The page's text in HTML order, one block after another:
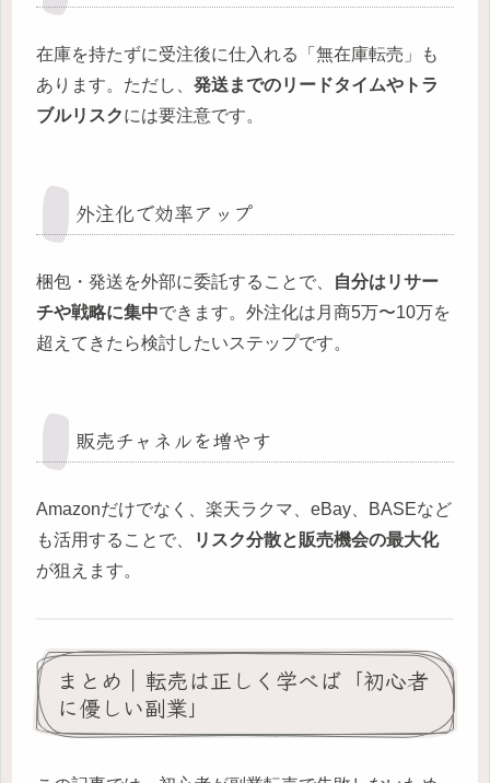
在庫を持たずに受注後に仕入れる「無在庫転売」も
あります。ただし、 発送までのリードタイムやトラ
ブルリスクには要注意です。
外注化で効率アップ
梱包・発送を外部に委託することで、
自分はリサー
チや戦略に集中できます。外注化は月商5万〜10万を
超えてきたら検討したいステップです。
販売チャネルを増やす
Amazonだけでなく、楽天ラクマ、eBay、BASEなど
も活用することで、
リスク分散と販売機会の最大化
が狙えます。
まとめ｜転売は正しく学べば「初心者
に優しい副業」